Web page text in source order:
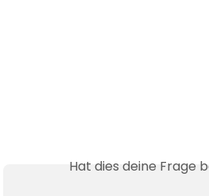
Hat dies deine Frage